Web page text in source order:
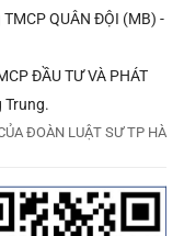
QUÂN ĐỘI (MB) -
ĐẦU TƯ VÀ PHÁT
Trung.
ĐOÀN LUẬT SƯ TP HÀ